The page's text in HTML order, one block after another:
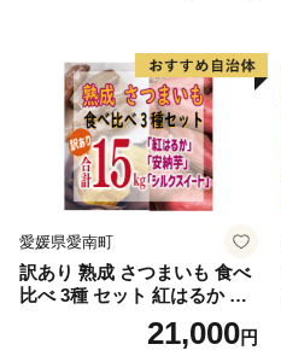
愛媛県愛南町
訳あり 熟成 さつまいも 食べ
比べ 3種 セット 紅はるか 安
納芋 シルクスイート 合計 15
kg サイズ混合 サツマイモ 焼
21,000円